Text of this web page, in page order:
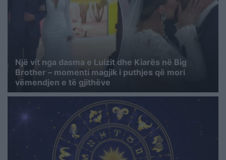
Një vit nga dasma e Luizit dhe Kiarës në Big
Brother – momenti magjik i puthjes që mori
vëmendjen e të gjithëve